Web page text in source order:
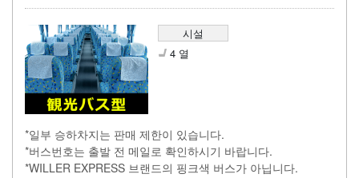
시설
4 열
*일부 승하차지는 판매 제한이 있습니다.
*버스번호는 출발 전 메일로 확인하시기 바랍니다.
*WILLER EXPRESS 브랜드의 핑크색 버스가 아닙니다.